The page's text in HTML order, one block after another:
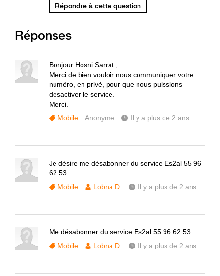
Répondre à cette question
Réponses
Bonjour Hosni Sarrat ,
Merci de bien vouloir nous communiquer votre
numéro, en privé, pour que nous puissions
désactiver le service.
Merci.
Mobile
Anonyme Il y a plus de 2 ans
Je désire me désabonner du service Es2al 55 96
62 53
Mobile
Lobna D. Il y a plus de 2 ans
Me désabonner du service Es2al 55 96 62 53
Mobile
Lobna D. Il y a plus de 2 ans